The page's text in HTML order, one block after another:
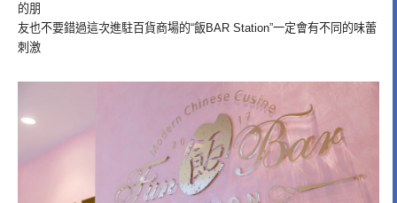
的朋
友也不要錯過這次進駐百貨商場的“飯BAR Station”一定會有不同的味蕾
刺激